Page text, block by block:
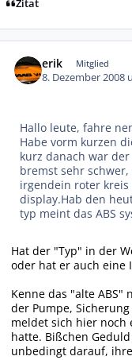
Zitat
erik Mitglied
8. Dezember 2008
Hallo leute, fahre
Habe vorm kurzen
kurz danach war
bremst sehr
irgendein roter kreis
display.Hab den
typ meint das ABS
Hat der "Typ" in der
oder hat er auch eine
Kenne das "alte ABS"
der Pumpe,
meldet sich hier noch
hatte. Bißchen
unbedingt darauf,